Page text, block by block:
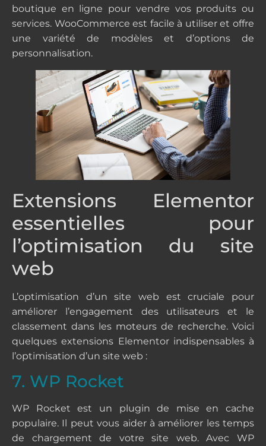
boutique en ligne pour vendre vos produits ou
services. WooCommerce est facile à utiliser et offre
une variété de modèles et d’options de
personnalisation.
Extensions Elementor
essentielles pour
l’optimisation du site
web
L’optimisation d’un site web est cruciale pour
améliorer l’engagement des utilisateurs et le
classement dans les moteurs de recherche. Voici
quelques extensions Elementor indispensables à
l’optimisation d’un site web :
7. WP Rocket
WP Rocket est un plugin de mise en cache
populaire. Il peut vous aider à améliorer les temps
de chargement de votre site web. Avec WP